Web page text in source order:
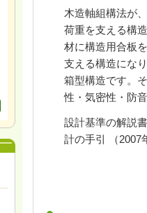
木造軸組構法が
荷重を支える構造
材に構造用合板
支える構造になり
箱型構造です。
性・気密性・防
設計基準の解説書
計の手引 （2007